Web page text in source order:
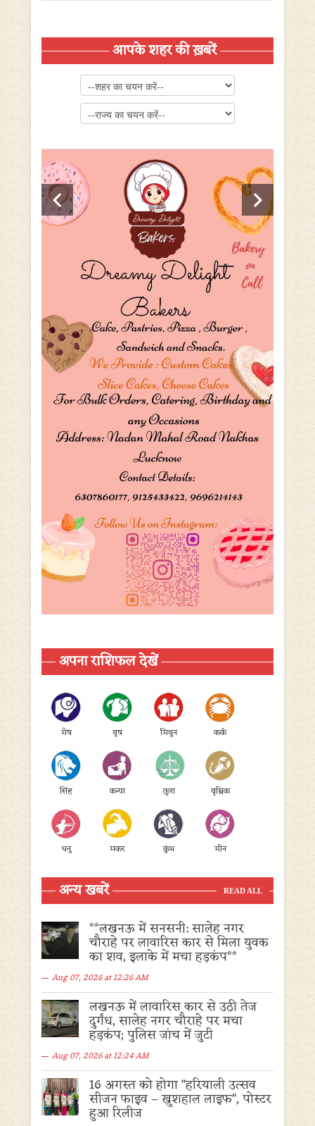
आपके शहर की ख़बरें
अपना राशिफल देखें
मेष वृष मिथुन कर्क
सिंह कन्या तुला वृश्चिक
धनु मकर कुंभ मीन
अन्य खबरें READ ALL
**लखनऊ में सनसनी: सालेह नगर
चौराहे पर लावारिस कार से मिला युवक
का शव, इलाके में मचा हड़कंप**
Aug 07, 2026 at 12:26 AM
लखनऊ में लावारिस कार से उठी तेज
दुर्गंध, सालेह नगर चौराहे पर मचा
हड़कंप; पुलिस जांच में जुटी
Aug 07, 2026 at 12:24 AM
16 अगस्त को होगा "हरियाली उत्सव
सीजन फाइव – खुशहाल लाइफ", पोस्टर
हुआ रिलीज